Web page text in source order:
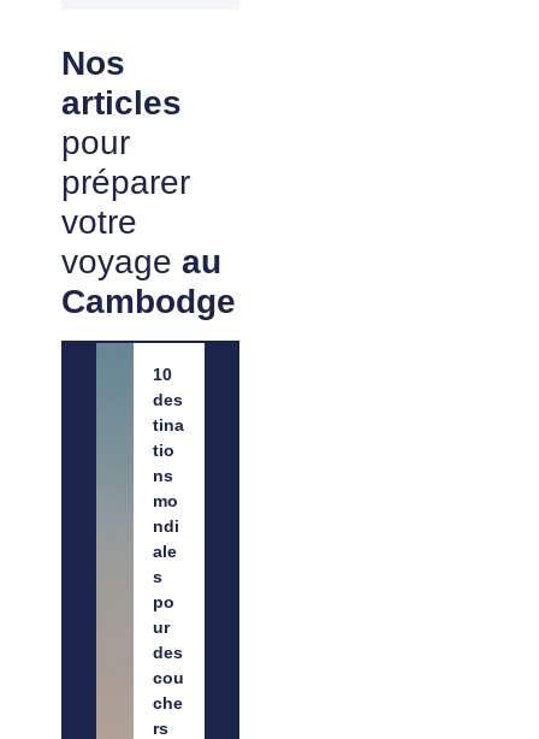
Nos
articles
pour
préparer
votre
voyage au
Cambodge
10
des
tina
tio
ns
mo
ndi
ale
s
po
ur
des
cou
che
rs